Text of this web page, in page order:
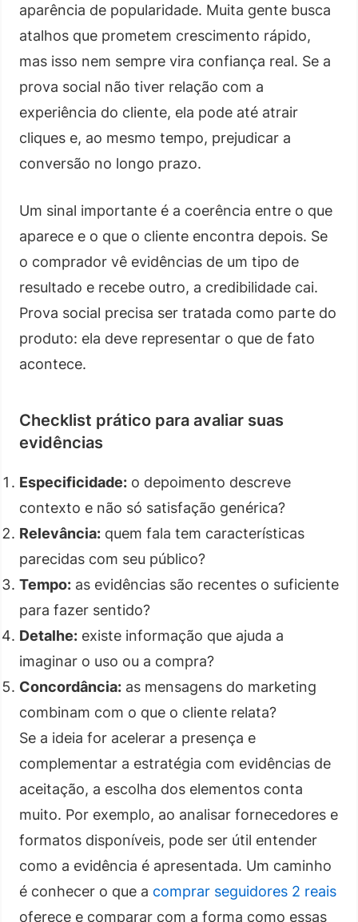
aparência de popularidade. Muita gente busca
atalhos que prometem crescimento rápido,
mas isso nem sempre vira confiança real. Se a
prova social não tiver relação com a
experiência do cliente, ela pode até atrair
cliques e, ao mesmo tempo, prejudicar a
conversão no longo prazo.
Um sinal importante é a coerência entre o que
aparece e o que o cliente encontra depois. Se
o comprador vê evidências de um tipo de
resultado e recebe outro, a credibilidade cai.
Prova social precisa ser tratada como parte do
produto: ela deve representar o que de fato
acontece.
Checklist prático para avaliar suas
evidências
Especificidade: o depoimento descreve
contexto e não só satisfação genérica?
Relevância: quem fala tem características
parecidas com seu público?
Tempo: as evidências são recentes o suficiente
para fazer sentido?
Detalhe: existe informação que ajuda a
imaginar o uso ou a compra?
Concordância: as mensagens do marketing
combinam com o que o cliente relata?
Se a ideia for acelerar a presença e
complementar a estratégia com evidências de
aceitação, a escolha dos elementos conta
muito. Por exemplo, ao analisar fornecedores e
formatos disponíveis, pode ser útil entender
como a evidência é apresentada. Um caminho
é conhecer o que a comprar seguidores 2 reais
oferece e comparar com a forma como essas